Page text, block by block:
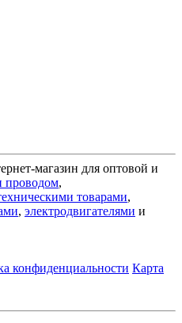
магазин для оптовой и
проводом,
товарами,
, электродвигателями и
конфиденциальности Карта